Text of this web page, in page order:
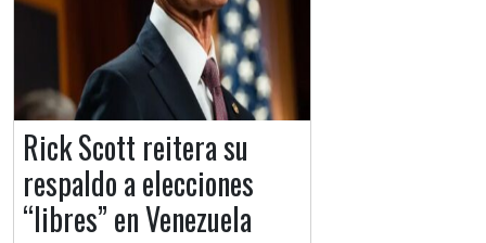
Rick Scott reitera su
respaldo a elecciones
“libres” en Venezuela